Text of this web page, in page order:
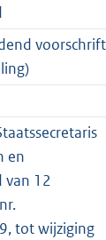
voorschrift
en
van 12
tot wijziging